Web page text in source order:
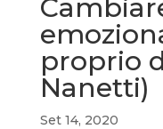
proprio
Nanetti)
Set 14, 2020